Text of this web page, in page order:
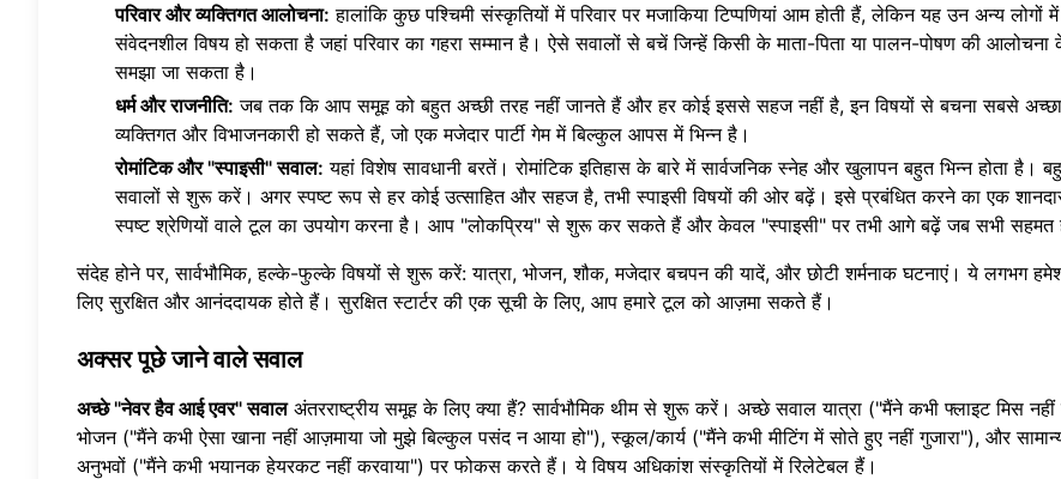
परिवार और व्यक्तिगत आलोचना: हालांकि कुछ पश्चिमी संस्कृतियों में परिवार पर मजाकिया टिप्पणियां आम होती हैं, लेकिन यह उन अन्य लोगों
संवेदनशील विषय हो सकता है जहां परिवार का गहरा सम्मान है। ऐसे सवालों से बचें जिन्हें किसी के माता-पिता या पालन-पोषण की
समझा जा सकता है।
धर्म और राजनीति: जब तक कि आप समूह को बहुत अच्छी तरह नहीं जानते हैं और हर कोई इससे सहज नहीं है, इन विषयों से बचना सबसे
व्यक्तिगत और विभाजनकारी हो सकते हैं, जो एक मजेदार पार्टी गेम में बिल्कुल आपस में भिन्न है।
रोमांटिक और "स्पाइसी" सवाल: यहां विशेष सावधानी बरतें। रोमांटिक इतिहास के बारे में सार्वजनिक स्नेह और खुलापन बहुत भिन्न होता है।
सवालों से शुरू करें। अगर स्पष्ट रूप से हर कोई उत्साहित और सहज है, तभी स्पाइसी विषयों की ओर बढ़ें। इसे प्रबंधित करने का एक
स्पष्ट श्रेणियों वाले टूल का उपयोग करना है। आप "लोकप्रिय" से शुरू कर सकते हैं और केवल "स्पाइसी" पर तभी आगे बढ़ें जब सभी सहमत
संदेह होने पर, सार्वभौमिक, हल्के-फुल्के विषयों से शुरू करें: यात्रा, भोजन, शौक, मजेदार बचपन की यादें, और छोटी शर्मनाक घटनाएं। ये लगभग
लिए सुरक्षित और आनंददायक होते हैं। सुरक्षित स्टार्टर की एक सूची के लिए, आपहमारे टूल को आज़मा सकते हैं।
अक्सर पूछे जाने वाले सवाल
अच्छे "नेवर हैव आई एवर" सवालअंतरराष्ट्रीय समूह के लिए क्या हैं? सार्वभौमिक थीम से शुरू करें। अच्छे सवाल यात्रा ("मैंने कभी फ्लाइट मिस
भोजन ("मैंने कभी ऐसा खाना नहीं आज़माया जो मुझे बिल्कुल पसंद न आया हो"), स्कूल/कार्य ("मैंने कभी मीटिंग में सोते हुए नहीं गुजारा"), और
अनुभवों ("मैंने कभी भयानक हेयरकट नहीं करवाया") पर फोकस करते हैं। ये विषय अधिकांश संस्कृतियों में रिलेटेबल हैं।